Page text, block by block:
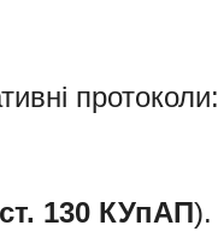
протоколи:
ст. 130 КУпАП).